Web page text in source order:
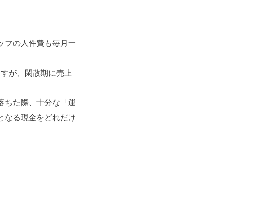
フの人件費も毎月一
が、閑散期に売上
ちた際、十分な「運
なる現金をどれだけ